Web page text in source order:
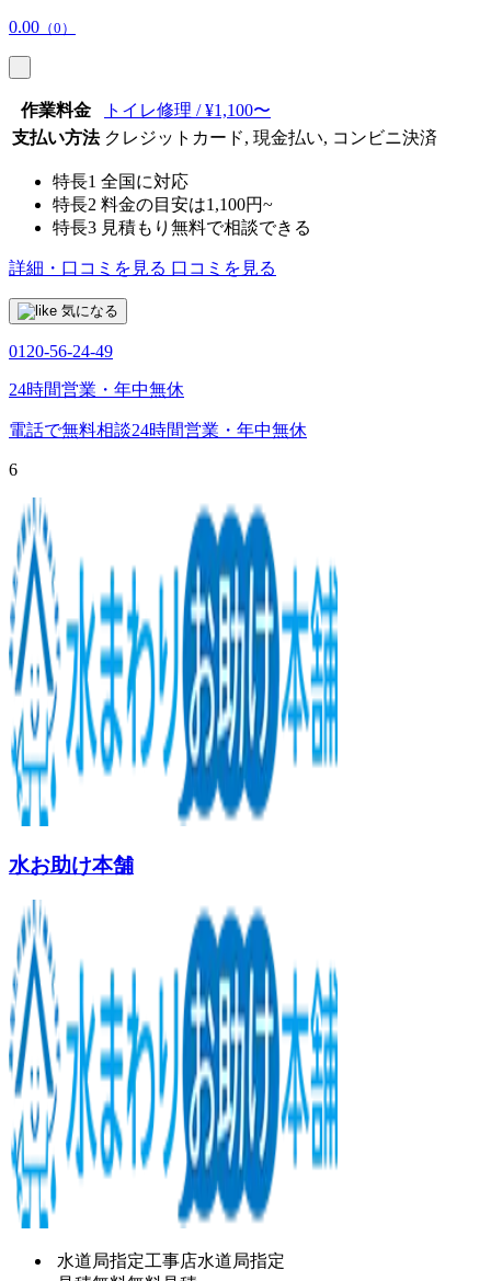
0.00 （0）
作業料金
トイレ修理 / ¥1,100〜
支払い方法 クレジットカード, 現金払い, コンビニ決済
特長1 全国に対応
特長2 料金の目安は1,100円~
特長3 見積もり無料で相談できる
詳細・口コミを見る 口コミを見る
気になる
0120-56-24-49
24時間営業・年中無休
電話で無料相談24時間営業・年中無休
6
水お助け本舗
水道局指定工事店水道局指定